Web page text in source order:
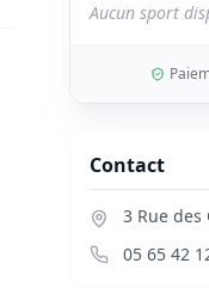
Aucun sport
Contact
3 Rue des
05 65 42